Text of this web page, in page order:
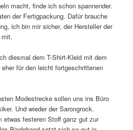
macht, finde ich schon spannender.
der Fertigpackung. Dafür brauche
ich bin mir sicher, der Hersteller der
diesmal dem T-Shirt-Kleid mit dem
für den leicht fortgeschrittenen
Modestrecke sollen uns ins Büro
Und wieder der Sarongrock.
etwas festeren Stoff ganz gut zur